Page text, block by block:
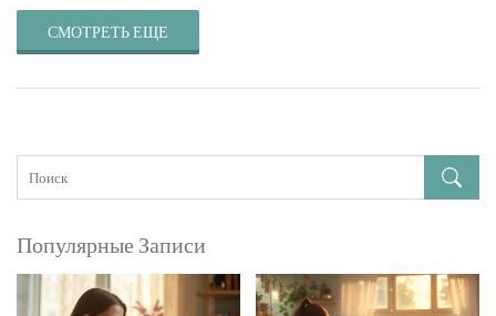
СМОТРЕТЬ ЕЩЕ
Популярные Записи